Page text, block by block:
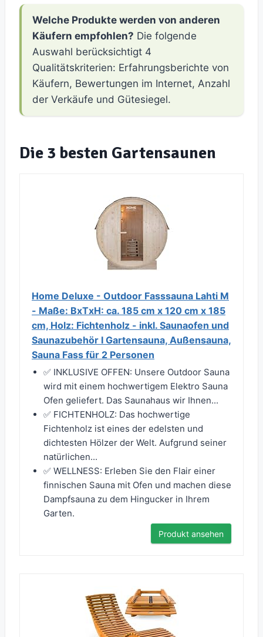
Welche Produkte werden von anderen
Käufern empfohlen? Die folgende
Auswahl berücksichtigt 4
Qualitätskriterien: Erfahrungsberichte von
Käufern, Bewertungen im Internet, Anzahl
der Verkäufe und Gütesiegel.
Die 3 besten Gartensaunen
Home Deluxe - Outdoor Fasssauna Lahti M
- Maße: BxTxH: ca. 185 cm x 120 cm x 185
cm, Holz: Fichtenholz - inkl. Saunaofen und
Saunazubehör I Gartensauna, Außensauna,
Sauna Fass für 2 Personen
✅ INKLUSIVE OFFEN: Unsere Outdoor Sauna
wird mit einem hochwertigem Elektro Sauna
Ofen geliefert. Das Saunahaus wir Ihnen...
✅ FICHTENHOLZ: Das hochwertige
Fichtenholz ist eines der edelsten und
dichtesten Hölzer der Welt. Aufgrund seiner
natürlichen...
✅ WELLNESS: Erleben Sie den Flair einer
finnischen Sauna mit Ofen und machen diese
Dampfsauna zu dem Hingucker in Ihrem
Garten.
Produkt ansehen